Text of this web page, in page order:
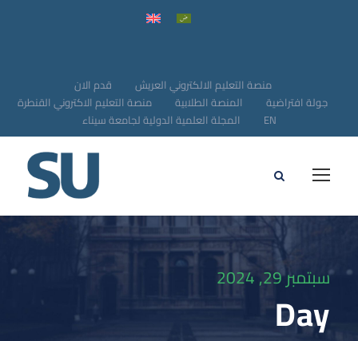
قدم الان
منصة التعليم الالكتروني العريش
منصة التعليم الاكتروني القنطرة
المنصة الطلابية
جولة افتراضية
المجلة العلمية الدولية لجامعة سيناء
EN
سبتمبر 29, 2024
Day